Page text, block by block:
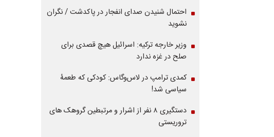
احتمال شنیدن صدای انفجار در پاکدشت / نگران
نشوید
وزیر خارجه ترکیه: اسرائیل هیچ قصدی برای
صلح در غزه ندارد
کمدی ترامپ در لاس‌وگاس: کودکی که طعمۀ
سیاسی شد!
دستگیری ۸ نفر از اشرار و مرتبطین گروهک های
تروریستی